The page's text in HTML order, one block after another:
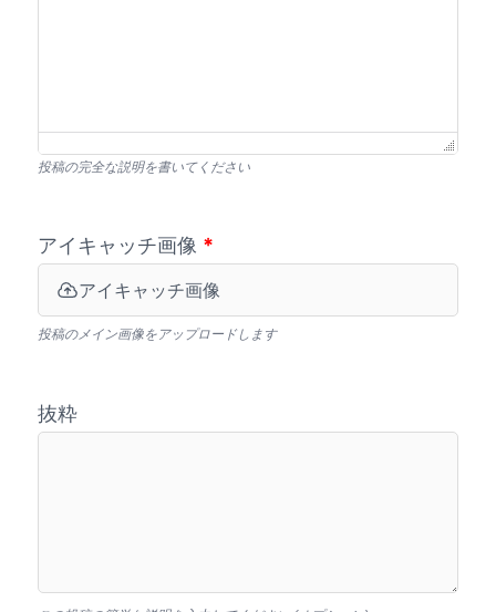
投稿の完全な説明を書いてください
アイキャッチ画像 *
アイキャッチ画像
投稿のメイン画像をアップロードします
抜粋